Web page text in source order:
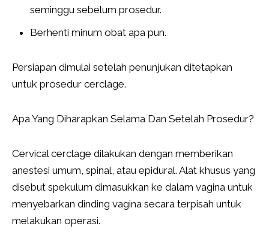
seminggu sebelum prosedur.
Berhenti minum obat apa pun.
Persiapan dimulai setelah penunjukan ditetapkan
untuk prosedur cerclage.
Apa Yang Diharapkan Selama Dan Setelah Prosedur?
Cervical cerclage dilakukan dengan memberikan
anestesi umum, spinal, atau epidural. Alat khusus yang
disebut spekulum dimasukkan ke dalam vagina untuk
menyebarkan dinding vagina secara terpisah untuk
melakukan operasi.